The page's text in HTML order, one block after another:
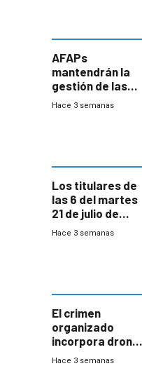
AFAPs
mantendrán la
gestión de las
cuentas
Hace 3 semanas
Los titulares de
las 6 del martes
21 de julio de
2026
Hace 3 semanas
El crimen
organizado
incorpora drones
y abre un nuevo
Hace 3 semanas